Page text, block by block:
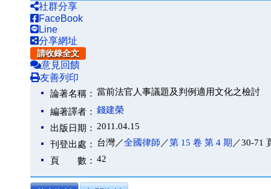
社群分享
FaceBook
Line
分享網址
請收錄全文
意見回饋
友善列印
論著名稱： 當前法官人事議題及判例適用文化之檢討
編著譯者： 錢建榮
出版日期： 2011.04.15
刊登出處： 台灣／全國律師 ／第 15 卷 第 4 期 ／30-71
頁 數： 42